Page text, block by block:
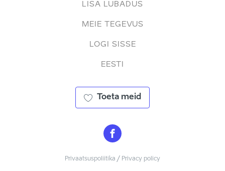
LISA LUBADUS
MEIE TEGEVUS
LOGI SISSE
EESTI
Toeta meid
Privaatsuspoliitika / Privacy policy